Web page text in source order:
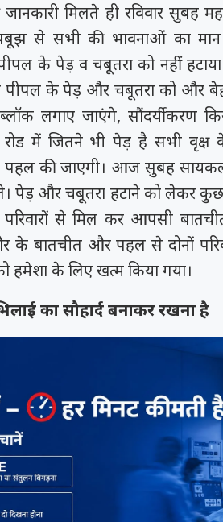
मिलते ही रविवार सुबह
से सभी की भावनाओं का
के पेड़ व चबूतरा को नहीं हटाया
पीपल के पेड़ और चबूतरा को और
लगाए जाएंगे, सौंदर्यीकरण
रोड में जितने भी पेड़ है सभी
पहल की जाएगी। आज सुबह
पेड़ और चबूतरा हटाने को लेकर
से मिल कर आपसी
के बातचीत और पहल से दोनों
के लिए खत्म किया गया।
का सौहार्द बनाकर रखना है